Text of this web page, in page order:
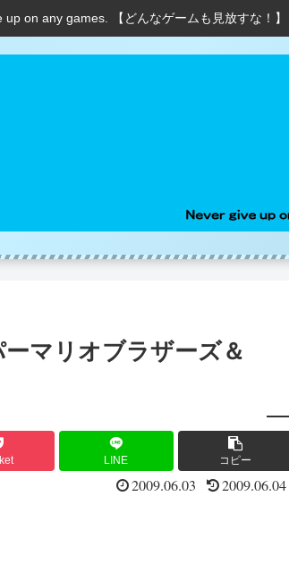
up on any games. 【どんなゲームも見放すな！】
マリオブラザーズ＆
LINE コピー
2009.06.03 2009.06.04